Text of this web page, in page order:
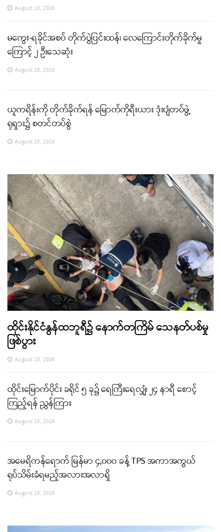
August 10, 2026
မကွေး-ရခိုင်အစပ် တိုက်ပွဲပြင်းထန်၊ လေကြောင်းတိုက်ခိုက်မှု
ကြောင့် ၂ ဦးသေဆုံး
August 10, 2026
ယူကရိန်းကို တိုက်ခိုက်ရန် မြောက်ကိုရီးယား ဒုံးပျံတပ်ဖွဲ့
ရုရှား၌ စတင်တပ်စွဲ
August 10, 2026
ထိုင်းနိုင်ငံနွန်ထဘူရီ၌ နောက်တကြိမ် သေနတ်ပစ်မှု
ဖြစ်ပွား
August 10, 2026
ထိုင်းမြောက်ပိုင်း ခရိုင် ၅ ခု၌ ရေကြီးရေလျှံ၊ ၂၄ နာရီ စောင့်
ကြည့်ရန် ညွှန်ကြား
August 10, 2026
အမေရိကန်ရောက် မြန်မာ ၄,၀၀၀ ခန့် TPS အကာအကွယ်
ရုပ်သိမ်းခံရမည့်အလားအလာရှိ
August 10, 2026